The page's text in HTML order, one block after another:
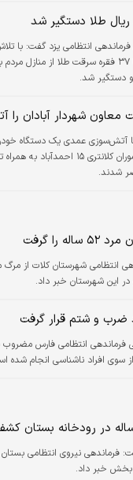
انتظامی یزد گفت: با
و دستگیر شد.
معاون شهردار آبادان را
آتش‌سوزی عمدی یک دستگاه
کارون هفت آبادان مأموران
شدند.
را گرفت
این شهرستان خبر داد.
ضرب و شتم قرار گرفت
فرماندهی انتظامی فارس مضروب
سوی افراد ناشناسی انجام شده
بخش خبر داد.